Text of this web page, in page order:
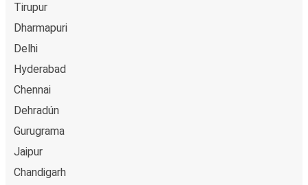
Tirupur
Dharmapuri
Delhi
Hyderabad
Chennai
Dehradún
Gurugrama
Jaipur
Chandigarh